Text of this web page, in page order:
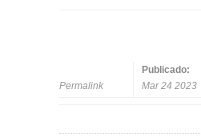
Permalink
Publicado:
Mar 24 2023